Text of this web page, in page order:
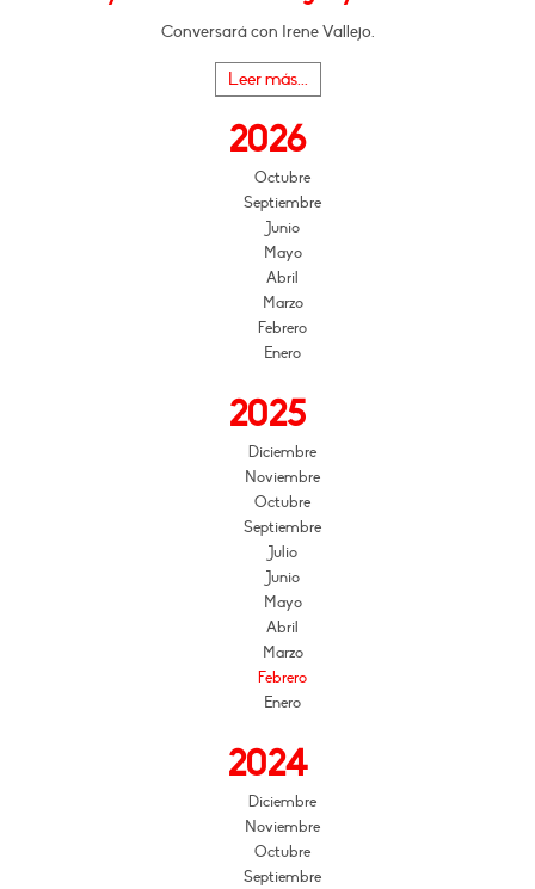
Conversará con Irene Vallejo.
Leer más...
2026
Octubre
Septiembre
Junio
Mayo
Abril
Marzo
Febrero
Enero
2025
Diciembre
Noviembre
Octubre
Septiembre
Julio
Junio
Mayo
Abril
Marzo
Febrero
Enero
2024
Diciembre
Noviembre
Octubre
Septiembre